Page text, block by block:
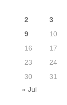
2
3
9
10
16
17
23
24
30
31
« Jul